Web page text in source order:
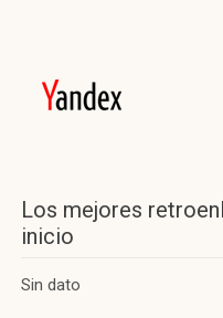
Los mejores
inicio
Sin dato